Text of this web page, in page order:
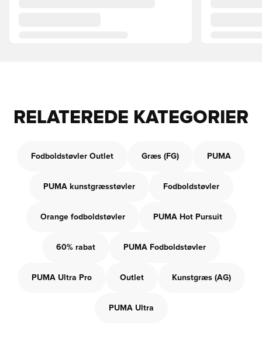
RELATEREDE KATEGORIER
Fodboldstøvler Outlet Græs (FG) PUMA
PUMA kunstgræsstøvler Fodboldstøvler
Orange fodboldstøvler PUMA Hot Pursuit
60% rabat PUMA Fodboldstøvler
PUMA Ultra Pro Outlet Kunstgræs (AG)
PUMA Ultra